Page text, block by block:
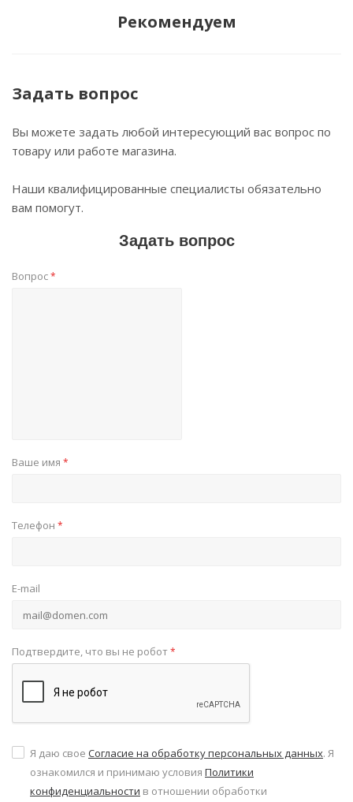
Рекомендуем
Задать вопрос
Вы можете задать любой интересующий вас вопрос по
товару или работе магазина.
Наши квалифицированные специалисты обязательно
вам помогут.
Задать вопрос
Вопрос*
Ваше имя *
Телефон *
E-mail
Подтвердите, что вы не робот*
Я даю свое Согласие на обработку персональных данных. Я
ознакомился и принимаю условия Политики
конфиденциальности в отношении обработки